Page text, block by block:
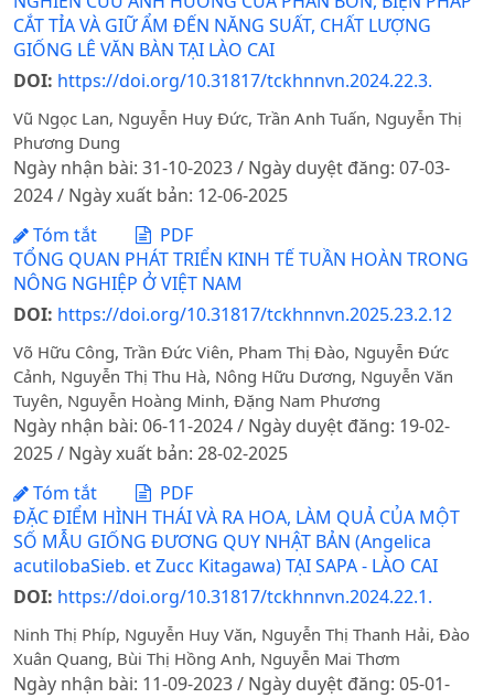
CẮT TỈA VÀ GIỮ ẨM ĐẾN NĂNG SUẤT, CHẤT LƯỢNG
GIỐNG LÊ VĂN BÀN TẠI LÀO CAI
DOI: https://doi.org/10.31817/tckhnnvn.2024.22.3.
Vũ Ngọc Lan, Nguyễn Huy Đức, Trần Anh Tuấn, Nguyễn Thị
Phương Dung
Ngày nhận bài: 31-10-2023 / Ngày duyệt đăng: 07-03-
2024 / Ngày xuất bản: 12-06-2025
Tóm tắt
PDF
TỔNG QUAN PHÁT TRIỂN KINH TẾ TUẦN HOÀN TRONG
NÔNG NGHIỆP Ở VIỆT NAM
DOI: https://doi.org/10.31817/tckhnnvn.2025.23.2.12
Võ Hữu Công, Trần Đức Viên, Pham Thị Đào, Nguyễn Đức
Cảnh, Nguyễn Thị Thu Hà, Nông Hữu Dương, Nguyễn Văn
Tuyên, Nguyễn Hoàng Minh, Đặng Nam Phương
Ngày nhận bài: 06-11-2024 / Ngày duyệt đăng: 19-02-
2025 / Ngày xuất bản: 28-02-2025
Tóm tắt
PDF
ĐẶC ĐIỂM HÌNH THÁI VÀ RA HOA, LÀM QUẢ CỦA MỘT
SỐ MẪU GIỐNG ĐƯƠNG QUY NHẬT BẢN (Angelica
acutilobaSieb. et Zucc Kitagawa) TẠI SAPA - LÀO CAI
DOI: https://doi.org/10.31817/tckhnnvn.2024.22.1.
Ninh Thị Phíp, Nguyễn Huy Văn, Nguyễn Thị Thanh Hải, Đào
Xuân Quang, Bùi Thị Hồng Anh, Nguyễn Mai Thơm
Ngày nhận bài: 11-09-2023 / Ngày duyệt đăng: 05-01-